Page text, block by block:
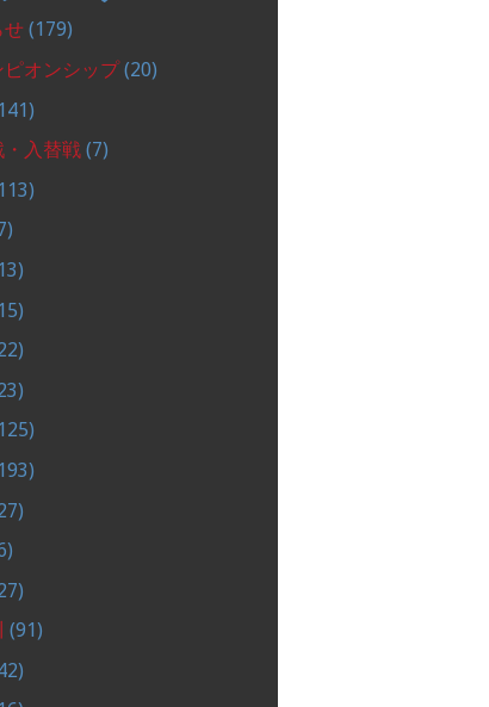
せ (179)
ピオンシップ(20)
・入替戦 (7)
(91)